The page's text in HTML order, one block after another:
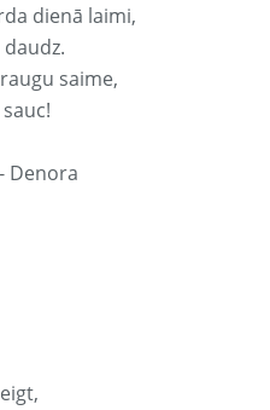
dienā laimi,
saime,
Denora